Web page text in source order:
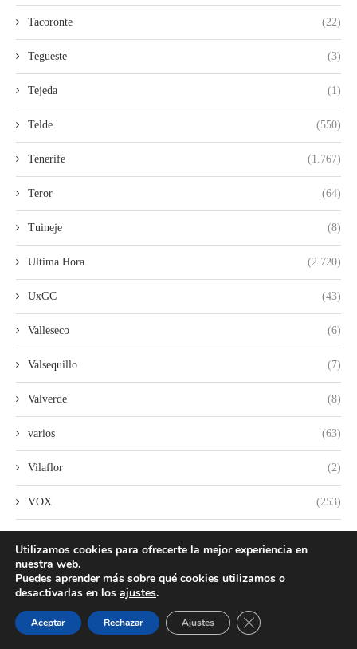
Tacoronte (22)
Tegueste (3)
Tejeda (1)
Telde (550)
Tenerife (1.767)
Teror (64)
Tuineje (8)
Ultima Hora (2.720)
UxGC (43)
Valleseco (6)
Valsequillo (7)
Valverde (8)
varios (63)
Vilaflor (2)
VOX (253)
Utilizamos cookies para ofrecerte la mejor experiencia en
nuestra web.
Puedes aprender más sobre qué cookies utilizamos o
desactivarlas en los ajustes.
Aceptar Rechazar Ajustes CERRAR EL